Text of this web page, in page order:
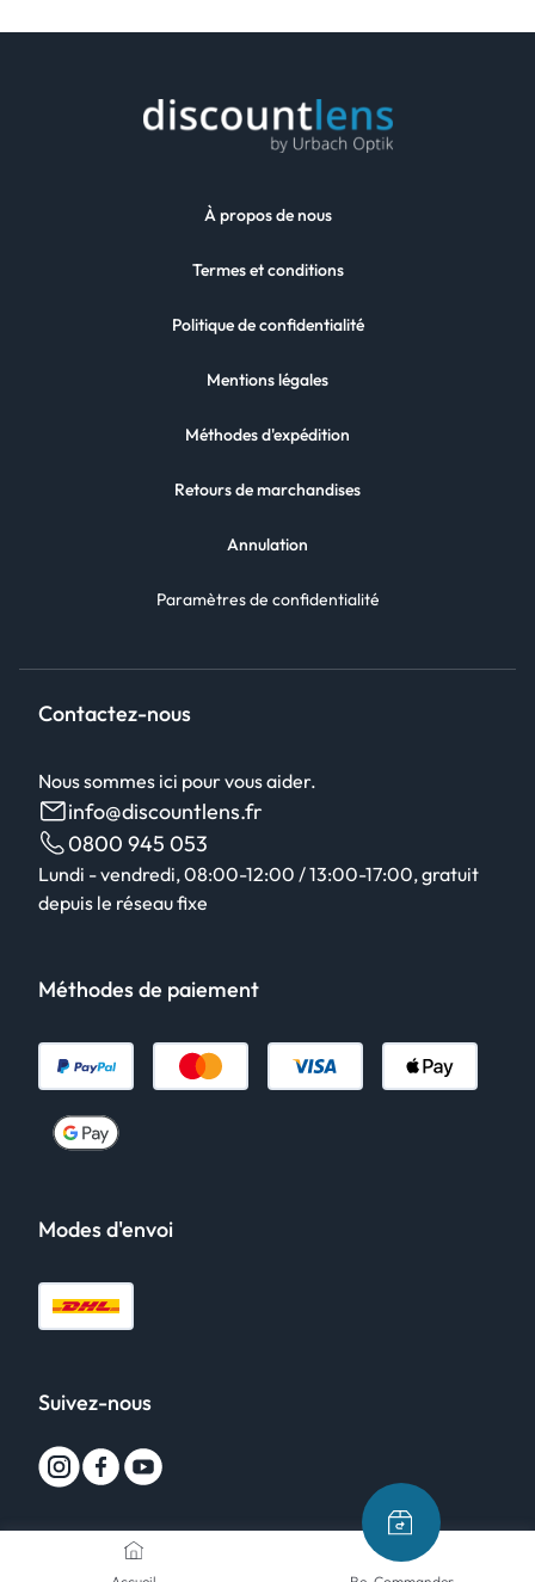
À propos de nous
Termes et conditions
Politique de confidentialité
Mentions légales
Méthodes d'expédition
Retours de marchandises
Annulation
Paramètres de confidentialité
Contactez-nous
Nous sommes ici pour vous aider.
info@discountlens.fr
0800 945 053
Lundi - vendredi, 08:00-12:00 / 13:00-17:00, gratuit
depuis le réseau fixe
Méthodes de paiement
Modes d'envoi
Suivez-nous